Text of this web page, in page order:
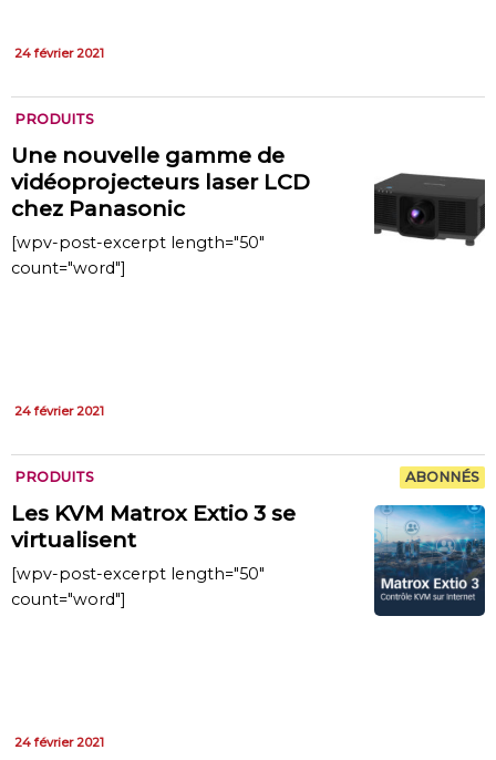
24 février 2021
PRODUITS
Une nouvelle gamme de
vidéoprojecteurs laser LCD
chez Panasonic
[wpv-post-excerpt length="50"
count="word"]
24 février 2021
PRODUITS ABONNÉS
Les KVM Matrox Extio 3 se
virtualisent
[wpv-post-excerpt length="50"
count="word"]
24 février 2021